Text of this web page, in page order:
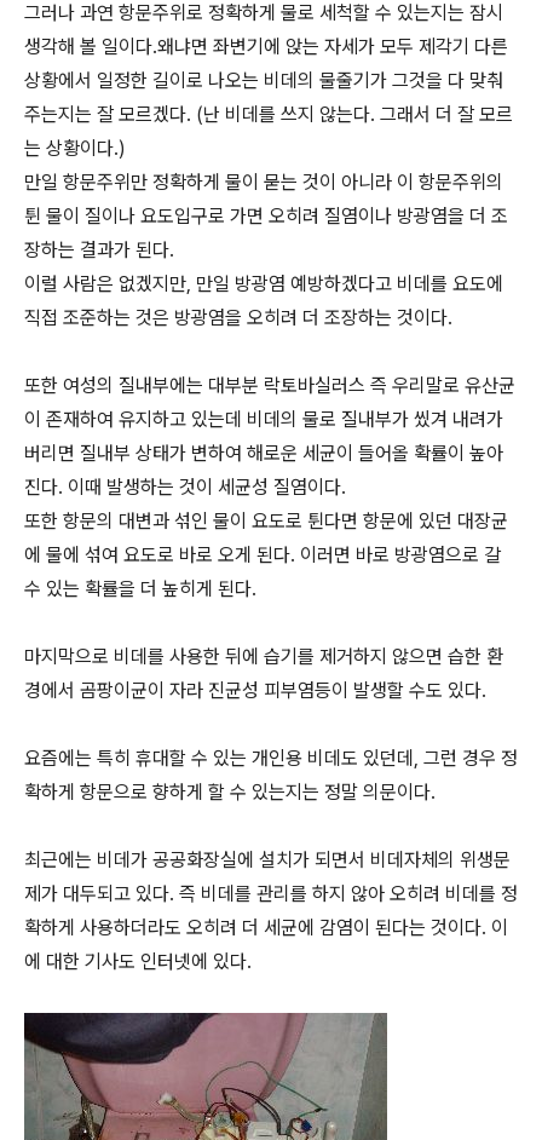
그러나 과연 항문주위로 정확하게 물로 세척할 수 있는지는 잠시
생각해 볼 일이다.왜냐면 좌변기에 앉는 자세가 모두 제각기 다른
상황에서 일정한 길이로 나오는 비데의 물줄기가 그것을 다 맞춰
주는지는 잘 모르겠다. (난 비데를 쓰지 않는다. 그래서 더 잘 모르
는 상황이다.)
만일 항문주위만 정확하게 물이 묻는 것이 아니라 이 항문주위의
튄 물이 질이나 요도입구로 가면 오히려 질염이나 방광염을 더 조
장하는 결과가 된다.
이럴 사람은 없겠지만, 만일 방광염 예방하겠다고 비데를 요도에
직접 조준하는 것은 방광염을 오히려 더 조장하는 것이다.
또한 여성의 질내부에는 대부분 락토바실러스 즉 우리말로 유산균
이 존재하여 유지하고 있는데 비데의 물로 질내부가 씼겨 내려가
버리면 질내부 상태가 변하여 해로운 세균이 들어올 확률이 높아
진다. 이때 발생하는 것이 세균성 질염이다.
또한 항문의 대변과 섞인 물이 요도로 튄다면 항문에 있던 대장균
에 물에 섞여 요도로 바로 오게 된다. 이러면 바로 방광염으로 갈
수 있는 확률을 더 높히게 된다.
마지막으로 비데를 사용한 뒤에 습기를 제거하지 않으면 습한 환
경에서 곰팡이균이 자라 진균성 피부염등이 발생할 수도 있다.
요즘에는 특히 휴대할 수 있는 개인용 비데도 있던데, 그런 경우 정
확하게 항문으로 향하게 할 수 있는지는 정말 의문이다.
최근에는 비데가 공공화장실에 설치가 되면서 비데자체의 위생문
제가 대두되고 있다. 즉 비데를 관리를 하지 않아 오히려 비데를 정
확하게 사용하더라도 오히려 더 세균에 감염이 된다는 것이다. 이
에 대한 기사도 인터넷에 있다.